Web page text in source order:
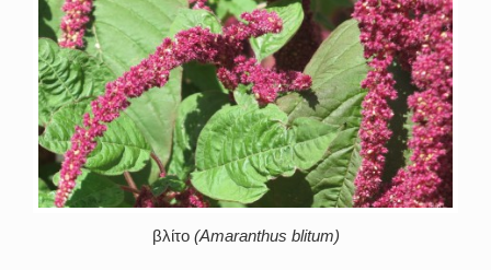
βλίτο (Amaranthus blitum)